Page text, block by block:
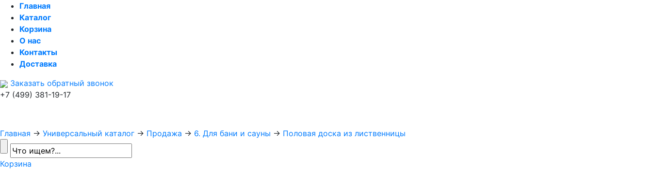
Главная
Каталог
Корзина
О нас
Контакты
Доставка
Заказать обратный звонок
+7 (499) 381-19-17
Главная → Универсальный каталог → Продажа → 6. Для бани и сауны → Половая доска из лиственницы
Корзина